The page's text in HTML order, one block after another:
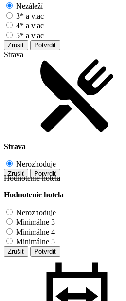
Nezáleží
3* a viac
4* a viac
5* a viac
Zrušiť Potvrdiť
Strava
Strava
Nerozhoduje
Zrušiť Potvrdiť
Hodnotenie hotela
Hodnotenie hotela
Nerozhoduje
Minimálne 3
Minimálne 4
Minimálne 5
Zrušiť Potvrdiť